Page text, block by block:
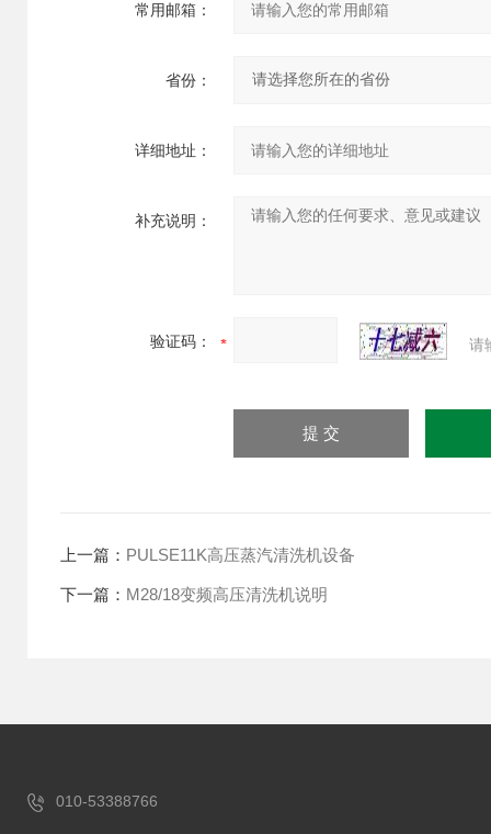
常用邮箱：
省份：
详细地址：
补充说明：
验证码： 请
上一篇： PULSE11K高压蒸汽清洗机设备
下一篇： M28/18变频高压清洗机说明
010-53388766